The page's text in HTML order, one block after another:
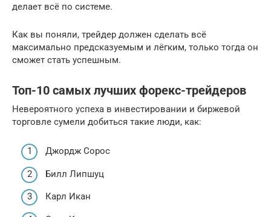
делает всё по системе.
Как вы поняли, трейдер должен сделать всё
максимально предсказуемым и лёгким, только тогда он
сможет стать успешным.
Топ-10 самых лучших форекс-трейдеров
Невероятного успеха в инвестировании и биржевой
торговле сумели добиться такие люди, как:
Джордж Сорос
Билл Липшуц
Карл Икан